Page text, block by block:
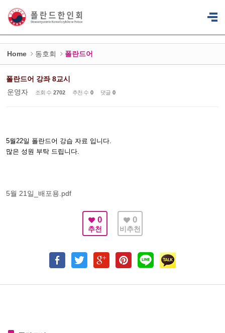
Home 동호회 폴란드어
폴란드어 강좌 8교시
운영자
조회 수 2702 추천 수 0 댓글 0
5월22일 폴란드어 강습 자료 입니다.
많은 성원 부탁 드립니다.
5월 21일_배포용.pdf
0
추천
0
비추천